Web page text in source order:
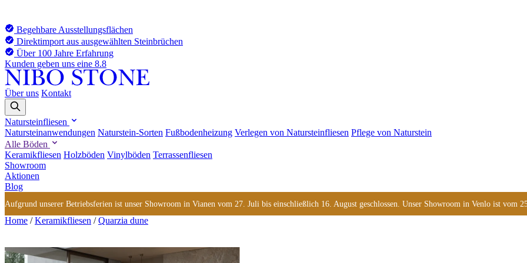
Begehbare Ausstellungsflächen
Direktimport aus ausgewählten Steinbrüchen
Über 100 Jahre Erfahrung
Kunden geben uns eine 8.8
Über uns Kontakt
Natursteinfliesen
Natursteinanwendungen Naturstein-Sorten Fußbodenheizung Verlegen von Natursteinfliesen Pflege von Naturstein
Alle Böden
Keramikfliesen Holzböden Vinylböden Terrassenfliesen
Showroom
Aktionen
Blog
Aufgrund unserer Betriebsferien ist unser Showroom in Vianen vom 27. Juli bis einschließlich 16. August geschlossen. Unser Showroom in Venlo ist vom
Home /Keramikfliesen /Quarzia dune